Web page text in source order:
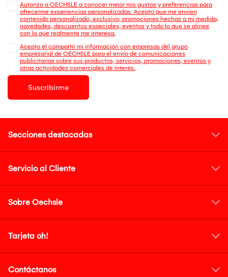
Autorizo a OECHSLE a conocer mejor mis gustos y preferencias para
ofrecerme experiencias personalizadas. Acepto que me envien
contenido personalizado, exclusivo, promociones hechas a mi medida,
novedades, descuentos especiales, eventos y todo lo que se alinee
con lo que realmente me interesa.
Acepto el compartir mi información con empresas del grupo
empresarial de OECHSLE para el envío de comunicaciones
publicitarias sobre sus productos, servicios, promociones, eventos y
otras actividades comerciales de interés.
Suscribirme
Secciones destacadas
Servicio al Cliente
Sobre Oechsle
Tarjeta oh!
Contáctanos